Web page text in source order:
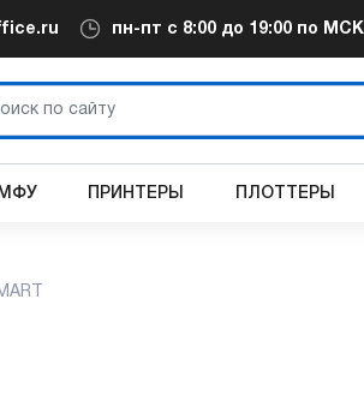
пн-пт с 8:00 до 19:00 по МСК
МФУ ПРИНТЕРЫ ПЛОТТЕРЫ